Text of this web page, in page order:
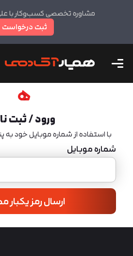
مشاوره تخصصی کسب‌وکار با
ثبت درخواست
ورود / ثبت
با استفاده از شماره موبایل خود به
شماره موبایل
ارسال رمز یکبار